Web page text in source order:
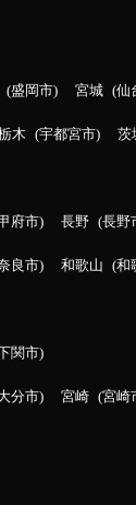
盛岡市 宮城 仙
木 宇都宮市 茨
府市 長野 長野
良市 和歌山 和
関市
分市 宮崎 宮崎